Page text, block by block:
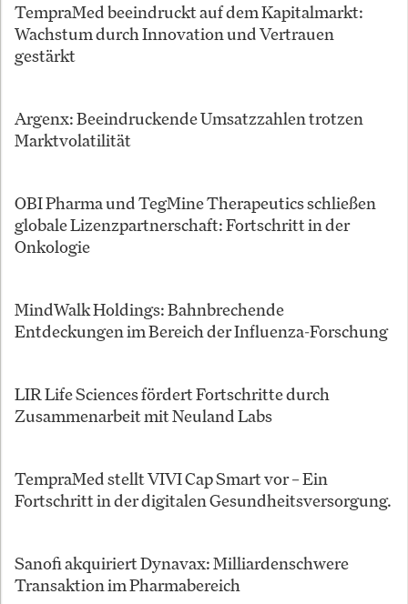
TempraMed beeindruckt auf dem Kapitalmarkt:
Wachstum durch Innovation und Vertrauen
gestärkt
Argenx: Beeindruckende Umsatzzahlen trotzen
Marktvolatilität
OBI Pharma und TegMine Therapeutics schließen
globale Lizenzpartnerschaft: Fortschritt in der
Onkologie
MindWalk Holdings: Bahnbrechende
Entdeckungen im Bereich der Influenza-Forschung
LIR Life Sciences fördert Fortschritte durch
Zusammenarbeit mit Neuland Labs
TempraMed stellt VIVI Cap Smart vor – Ein
Fortschritt in der digitalen Gesundheitsversorgung.
Sanofi akquiriert Dynavax: Milliardenschwere
Transaktion im Pharmabereich